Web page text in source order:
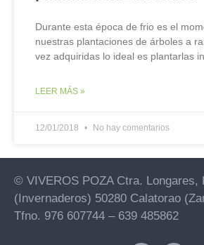
Durante esta época de frio es el
nuestras plantaciones de árboles a
vez adquiridas lo ideal es plantarlas
LEER MÁS »
12/01/2018 No hay comentarios
© VIVEROS POZA Ctra. Longares,
(Invernaderos) 50280 Calatorao
Tfno. 976 607744 – 639 485862